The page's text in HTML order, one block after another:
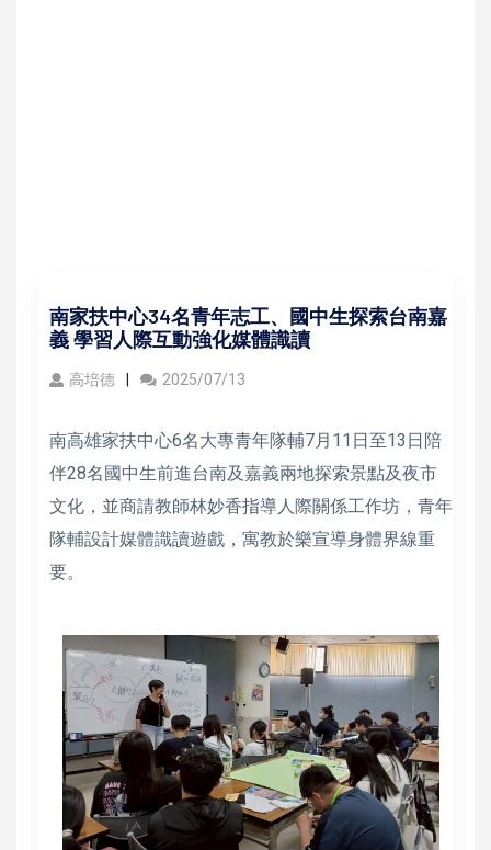
南家扶中心34名青年志工、國中生探索台南嘉
義 學習人際互動強化媒體識讀
高培德 2025/07/13
南高雄家扶中心6名大專青年隊輔7月11日至13日陪
伴28名國中生前進台南及嘉義兩地探索景點及夜市
文化，並商請教師林妙香指導人際關係工作坊，青年
隊輔設計媒體識讀遊戲，寓教於樂宣導身體界線重
要。